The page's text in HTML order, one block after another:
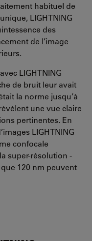
habituel de
LIGHTNING
des
de l’image
LIGHTNING
de bruit leur avait
la norme jusqu’à
une vue claire
pertinentes. En
LIGHTNING
confocale
super-résolution -
120 nm peuvent